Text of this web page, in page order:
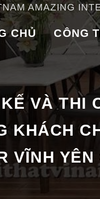
AMAZING
CHỦ CÔNG
VÀ THI
KHÁCH
VĨNH